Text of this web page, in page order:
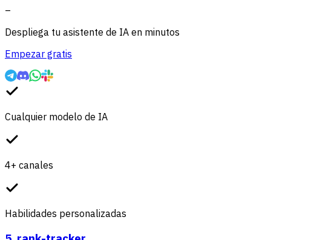
–
Despliega tu asistente de IA en minutos
Empezar gratis
Cualquier modelo de IA
4+ canales
Habilidades personalizadas